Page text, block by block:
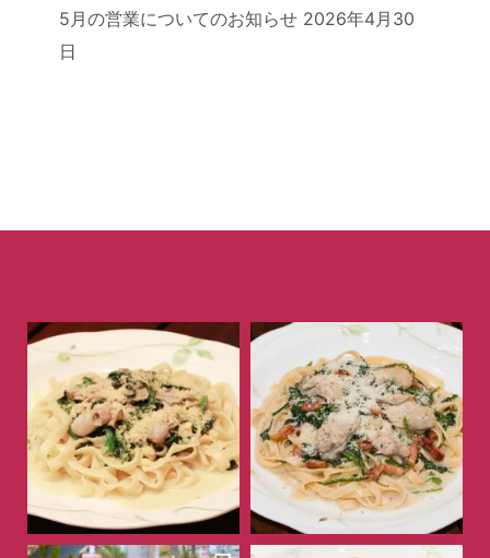
5月の営業についてのお知らせ 2026年4月30
日